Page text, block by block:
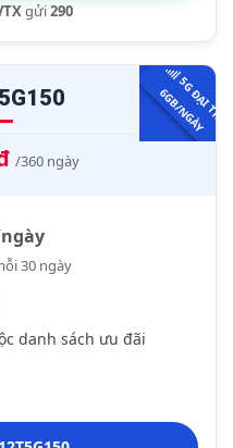
gửi290
5
G
Đ
Ạ
I
T
R
À
6
G
B
/
N
G
À
Y
/360 ngày
30 ngày
danh sách ưu đãi